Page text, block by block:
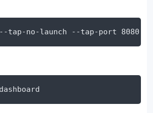
tap-no-launch --tap-port 8080